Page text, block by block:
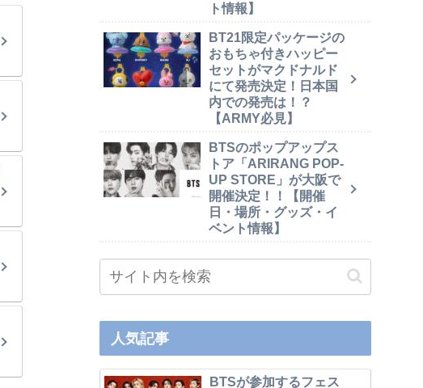
ト情報】
BT21限定パッケージの
おもちゃ付きハッピー
セットがマクドナルド
にて発売決定！日本国
内での発売は！？
【ARMY必見】
BTSのポップアップス
トア「ARIRANG POP-
UP STORE」が大阪で
開催決定！！【開催
日・場所・グッズ・イ
ベント情報】
人気記事
BTSが参加するフェス